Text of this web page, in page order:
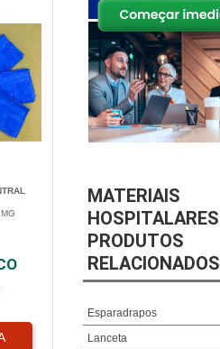
MATERIAIS
HOSPITALARES
PRODUTOS
RELACIONADOS
Esparadrapos
Lanceta